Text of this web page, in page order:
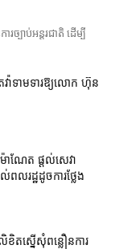
រ​ច្បាប់​អន្តរជាតិ ដើម្បី​
ា​ទាមទារ​ឱ្យ​លោក ហ៊ុន
ណែត ផ្ដល់​សេវា​
លរដ្ឋ​ដូច​ការ​ថ្លែង​
ស្នើសុំ​ពន្លឿន​ការ​